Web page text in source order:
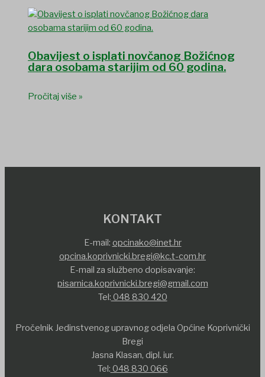
Obavijest o isplati novčanog Božićnog
dara osobama starijim od 60 godina.
Pročitaj više »
KONTAKT
E-mail: opcinako@inet.hr
opcina.koprivnicki.bregi@kc.t-com.hr
E-mail za službeno dopisavanje:
pisarnica.koprivnicki.bregi@gmail.com
Tel: 048 830 420
Pročelnik Jedinstvenog upravnog odjela Općine Koprivnički
Bregi
Jasna Klasan, dipl. iur.
Tel: 048 830 066